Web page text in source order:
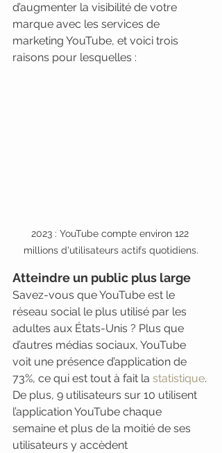
d’augmenter la visibilité de votre
marque avec les services de
marketing YouTube, et voici trois
raisons pour lesquelles :
2023 : YouTube compte environ 122
millions d'utilisateurs actifs quotidiens.
Atteindre un public plus large
Savez-vous que YouTube est le
réseau social le plus utilisé par les
adultes aux États-Unis ? Plus que
d’autres médias sociaux, YouTube
voit une présence d’application de
73%, ce qui est tout à fait la statistique.
De plus, 9 utilisateurs sur 10 utilisent
l’application YouTube chaque
semaine et plus de la moitié de ses
utilisateurs y accèdent